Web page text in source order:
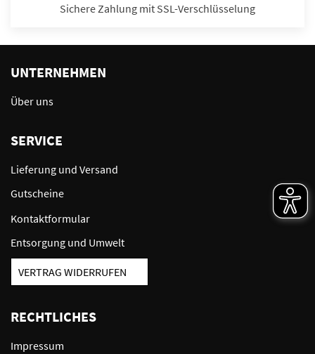
Sichere Zahlung mit SSL-Verschlüsselung
UNTERNEHMEN
Über uns
SERVICE
Lieferung und Versand
Gutscheine
Kontaktformular
Entsorgung und Umwelt
VERTRAG WIDERRUFEN
RECHTLICHES
Impressum